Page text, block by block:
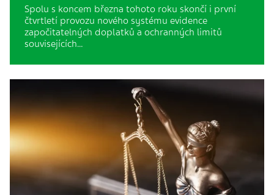
Spolu s koncem března tohoto roku skončí i první
čtvrtletí provozu nového systému evidence
započitatelných doplatků a ochranných limitů
souvisejících…